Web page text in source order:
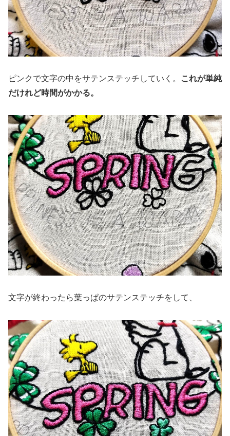
ピンクで文字の中をサテンステッチしていく。
これが単純
だけれど時間がかかる。
文字が終わったら葉っぱのサテンステッチをして、